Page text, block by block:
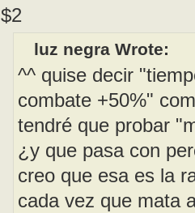
$2
luz negra Wrote:
^^ quise decir
combate +50%"
tendré que probar
¿y que pasa con
creo que esa es la
cada vez que mata